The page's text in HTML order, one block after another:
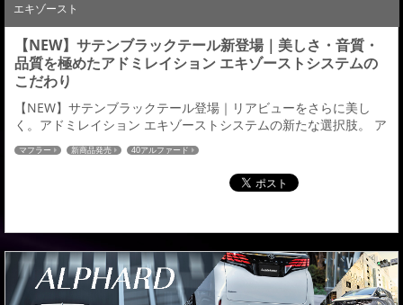
エキゾースト
【NEW】サテンブラックテール新登場｜美しさ・音質・
品質を極めたアドミレイション エキゾーストシステムの
こだわり
【NEW】サテンブラックテール登場｜リアビューをさらに美し
く。アドミレイション エキゾーストシステムの新たな選択肢。 ア
ドミレイションでは、これまで多くのお客様にご好評いただいて
きた「チタンHYBRIDテール」、「Vテール（ステンレス）」に加
え、新たに「サテンブラックテール」をラインアップしました。
ブラックアウトスタイルが人気を集める現在、エンブレムやホイ
マフラー 新商品発売 40アルファード